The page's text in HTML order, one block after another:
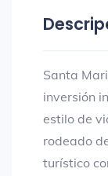
Santa
inversión
estilo de
rodeado
turístico